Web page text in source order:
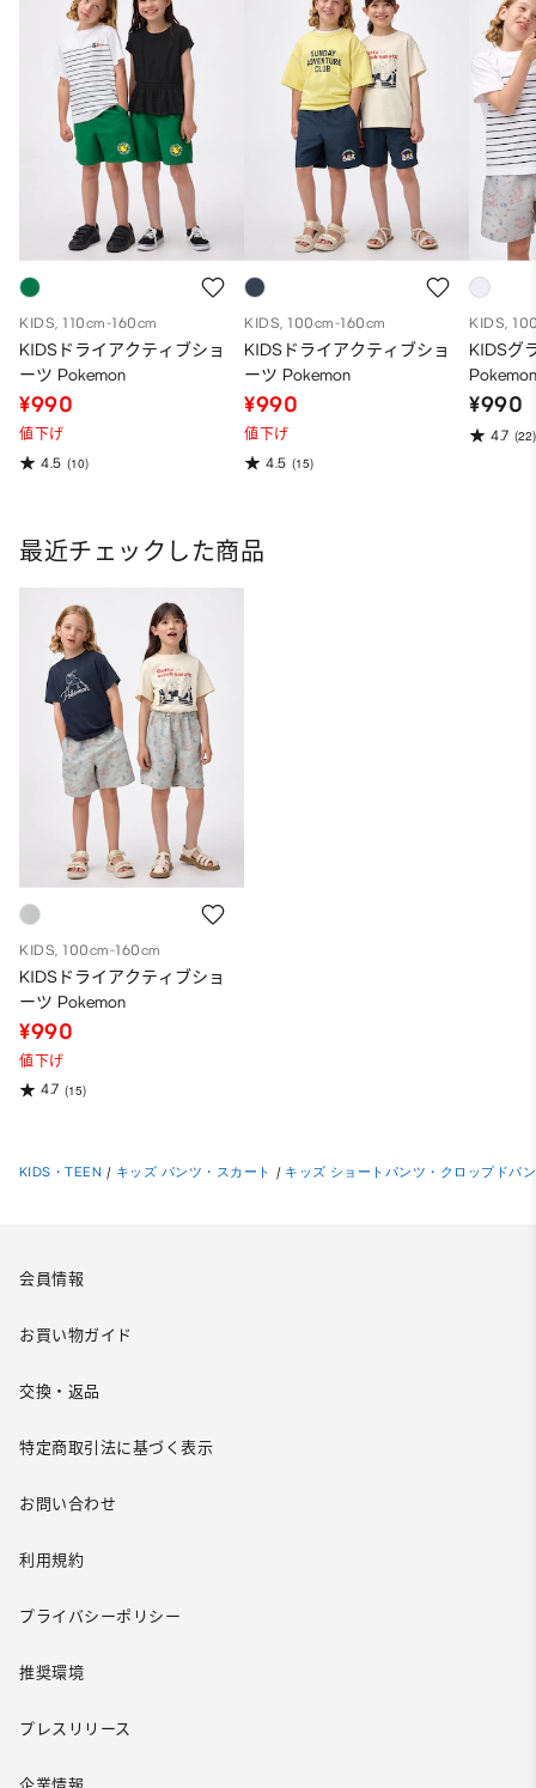
KIDS, 110cm-160cm
KIDSドライアクティブショ
ーツ Pokemon
¥990
値下げ
4.5 (10)
KIDS, 100cm-160cm
KIDSドライアクティブショ
ーツ Pokemon
¥990
値下げ
4.5 (15)
KIDS,
KIDSグ
¥990
4.7 (22)
最近チェックした商品
KIDS, 100cm-160cm
KIDSドライアクティブショ
ーツ Pokemon
¥990
値下げ
4.7 (15)
KIDS・TEEN / キッズ パンツ・スカート / キッズ ショートパンツ・クロップドパ
会員情報
お買い物ガイド
交換・返品
特定商取引法に基づく表示
お問い合わせ
利用規約
プライバシーポリシー
推奨環境
プレスリリース